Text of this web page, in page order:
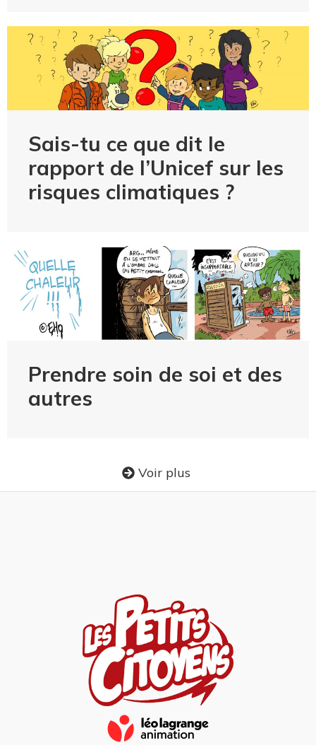
Sais-tu ce que dit le
rapport de l’Unicef sur les
risques climatiques ?
Prendre soin de soi et des
autres
Voir plus